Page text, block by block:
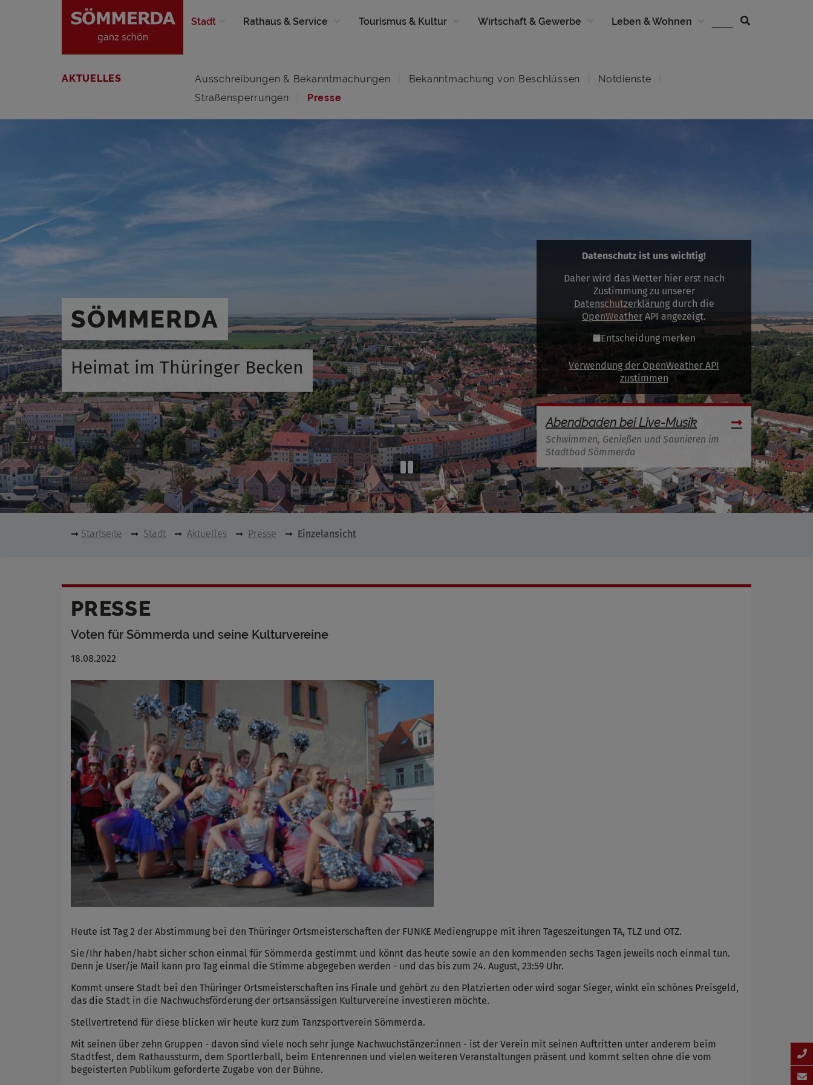
Stadt Rathaus & Service Tourismus & Kultur Wirtschaft & Gewerbe Leben & Wohnen
AKTUELLES Ausschreibungen & Bekanntmachungen Bekanntmachung von Beschlüssen
Notdienste
Straßensperrungen
Presse
SÖMMERDA
Heimat im Thüringer Becken
Datenschutz ist uns wichtig!
Daher wird das Wetter hier erst nach
Zustimmung zu unserer
Datenschutzerklärungdurch die
OpenWeather API angezeigt.
Entscheidung merken
Verwendung der OpenWeather API
zustimmen
Abendbaden bei Live-Musik
Schwimmen, Genießen und Saunieren im
Stadtbad Sömmerda
Startseite Stadt Aktuelles Presse Einzelansicht
PRESSE
Voten für Sömmerda und seine Kulturvereine
18.08.2022
Heute ist Tag 2 der Abstimmung bei den Thüringer Ortsmeisterschaften der FUNKE Mediengruppe mit ihren Tageszeitungen TA, TLZ und OTZ.
Sie/Ihr haben/habt sicher schon einmal für Sömmerda gestimmt und könnt das heute sowie an den kommenden sechs Tagen jeweils noch einmal tun.
Denn je User/je Mail kann pro Tag einmal die Stimme abgegeben werden - und das bis zum 24. August, 23:59 Uhr.
Kommt unsere Stadt bei den Thüringer Ortsmeisterschaften ins Finale und gehört zu den Platzierten oder wird sogar Sieger, winkt ein schönes Preisgeld,
das die Stadt in die Nachwuchsförderung der ortsansässigen Kulturvereine investieren möchte.
Stellvertretend für diese blicken wir heute kurz zum Tanzsportverein Sömmerda.
Mit seinen über zehn Gruppen - davon sind viele noch sehr junge Nachwuchstänzer:innen - ist der Verein mit seinen Auftritten unter anderem beim
Stadtfest, dem Rathaussturm, dem Sportlerball, beim Entenrennen und vielen weiteren Veranstaltungen präsent und kommt selten ohne die vom
begeisterten Publikum geforderte Zugabe von der Bühne.